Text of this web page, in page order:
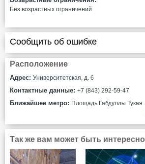
Без возрастных ограничений
Сообщить об ошибке
Расположение
Адрес: Университетская, д. 6
Контактные данные: +7 (843) 292-59-47
Ближайшее метро: Площадь Габдуллы Тукая
Так же вам может быть интересно